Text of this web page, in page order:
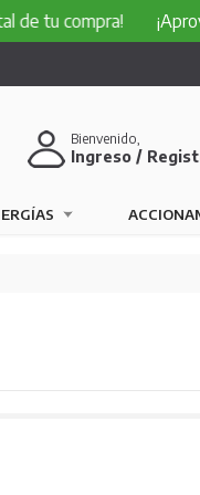
¡Aprovecha un
Bienvenido,
Ingreso /